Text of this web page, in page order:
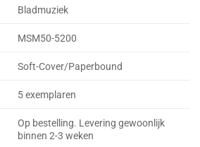
Bladmuziek
MSM50-5200
Soft-Cover/Paperbound
5 exemplaren
Op bestelling. Levering gewoonlijk
binnen 2-3 weken